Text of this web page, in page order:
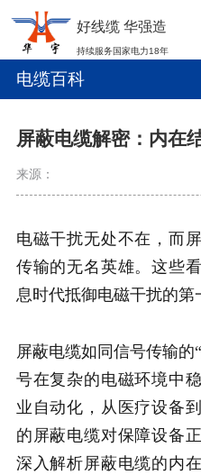
好线缆 华强造
持续服务国家电力18年
电缆百科
屏蔽电缆解密：内在
来源：
电磁干扰无处不在，而
传输的无名英雄。这些
息时代抵御电磁干扰的第
屏蔽电缆如同信号传输
号在复杂的电磁环境中
业自动化，从医疗设备
的屏蔽电缆对保障设备
深入解析屏蔽电缆的内